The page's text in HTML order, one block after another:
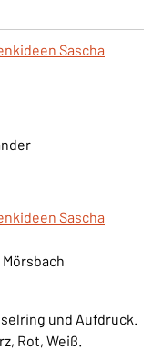
Sascha
Sascha
und Aufdruck.
Rot, Weiß.